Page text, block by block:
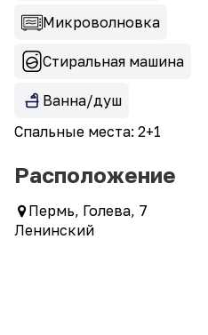
Микроволновка
Стиральная машина
Ванна/душ
Спальные места: 2+1
Расположение
Пермь, Голева, 7
Ленинский